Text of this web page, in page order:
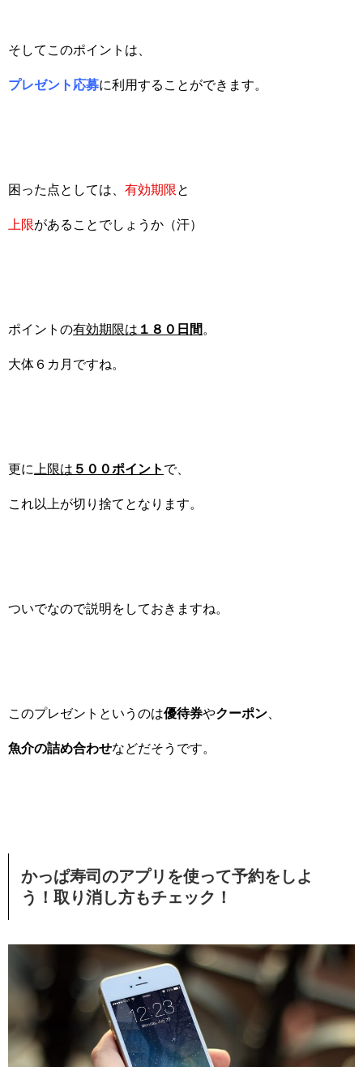
そしてこのポイントは、
プレゼント応募に利用することができます。
困った点としては、 有効期限と
上限があることでしょうか（汗）
ポイントの有効期限は １８０日間 。
大体６カ月ですね。
更に 上限は ５００ポイント で、
これ以上が切り捨てとなります。
ついでなので説明をしておきますね。
このプレゼントというのは優待券やクーポン
魚介の詰め合わせなどだそうです。
かっぱ寿司のアプリを使って予約をしよ
う！取り消し方もチェック！